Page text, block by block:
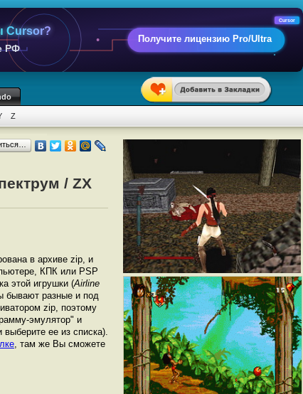
Cursor?
РФ
Получите лицензию Pro/Ultra
Cursor
Z
/ ZX
в архиве zip, и
КПК или PSP
этой игрушки (Airline
бывают разные и под
zip, поэтому
эмулятор" и
выберите ее из списка).
, там же Вы сможете